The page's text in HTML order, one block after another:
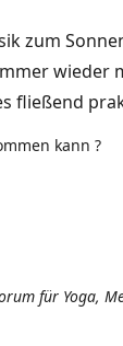
zum
wieder
fließend
kann ?
für Yoga,